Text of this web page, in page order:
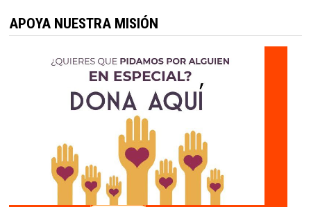
APOYA NUESTRA MISIÓN